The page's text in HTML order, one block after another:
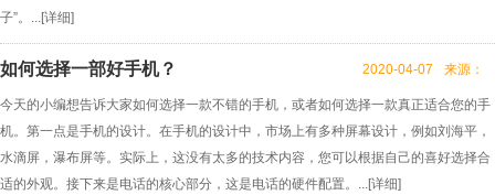
子”。...[详细]
如何选择一部好手机？ 来源：
2020-04-07
今天的小编想告诉大家如何选择一款不错的手机，或者如何选择一款真正适合您的手
机。第一点是手机的设计。在手机的设计中，市场上有多种屏幕设计，例如刘海平，
水滴屏，瀑布屏等。实际上，这没有太多的技术内容，您可以根据自己的喜好选择合
适的外观。接下来是电话的核心部分，这是电话的硬件配置。...[详细]